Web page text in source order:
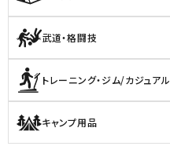
武道・格闘技
トレーニング・ジム/カジュアル
キャンプ用品